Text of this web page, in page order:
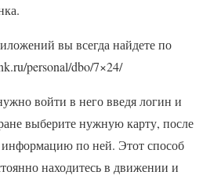
вы всегда найдете по
personal/dbo/7×24/
войти в него введя логин и
выберите нужную карту, после
по ней. Этот способ
находитесь в движении и